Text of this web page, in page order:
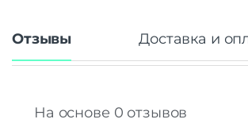
Отзывы Доставка и
На основе 0 отзывов